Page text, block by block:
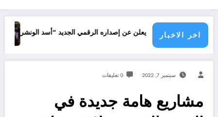
اخر الاخبار
قدور شاهد يعلن عن إصداره الرقمي الجديد “أسد الونشريس” تخليدا لنضال
جرائم
سبتمبر 7, 2022 0 تعليقات
مشاريع هامة جديدة في